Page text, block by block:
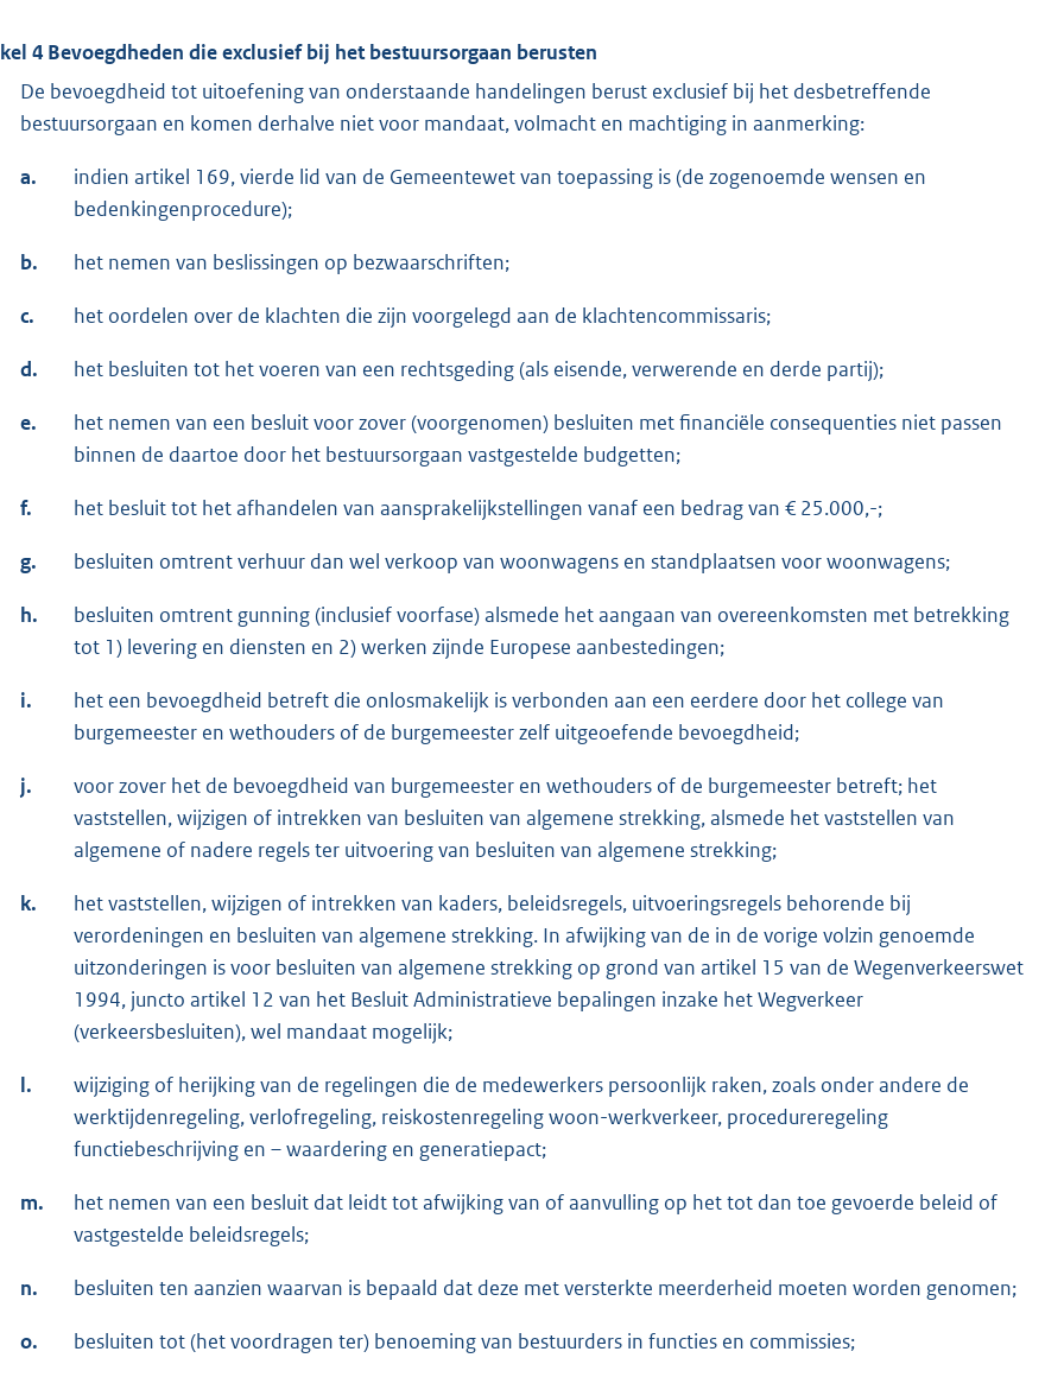
4 Bevoegdheden die exclusief bij het bestuursorgaan berusten
De bevoegdheid tot uitoefening van onderstaande handelingen berust exclusief bij het desbetreffende
bestuursorgaan en komen derhalve niet voor mandaat, volmacht en machtiging in aanmerking:
a.
indien artikel 169, vierde lid van de Gemeentewet van toepassing is (de zogenoemde wensen en
bedenkingenprocedure);
b. het nemen van beslissingen op bezwaarschriften;
c. het oordelen over de klachten die zijn voorgelegd aan de klachtencommissaris;
d. het besluiten tot het voeren van een rechtsgeding (als eisende, verwerende en derde partij);
e.
het nemen van een besluit voor zover (voorgenomen) besluiten met financiële consequenties niet passen
binnen de daartoe door het bestuursorgaan vastgestelde budgetten;
f. het besluit tot het afhandelen van aansprakelijkstellingen vanaf een bedrag van € 25.000,-;
g. besluiten omtrent verhuur dan wel verkoop van woonwagens en standplaatsen voor woonwagens;
h.
besluiten omtrent gunning (inclusief voorfase) alsmede het aangaan van overeenkomsten met betrekking
tot 1) levering en diensten en 2) werken zijnde Europese aanbestedingen;
i.
het een bevoegdheid betreft die onlosmakelijk is verbonden aan een eerdere door het college van
burgemeester en wethouders of de burgemeester zelf uitgeoefende bevoegdheid;
j.
voor zover het de bevoegdheid van burgemeester en wethouders of de burgemeester betreft; het
vaststellen, wijzigen of intrekken van besluiten van algemene strekking, alsmede het vaststellen van
algemene of nadere regels ter uitvoering van besluiten van algemene strekking;
k.
het vaststellen, wijzigen of intrekken van kaders, beleidsregels, uitvoeringsregels behorende bij
verordeningen en besluiten van algemene strekking. In afwijking van de in de vorige volzin genoemde
uitzonderingen is voor besluiten van algemene strekking op grond van artikel 15 van de Wegenverkeerswet
1994, juncto artikel 12 van het Besluit Administratieve bepalingen inzake het Wegverkeer
(verkeersbesluiten), wel mandaat mogelijk;
l.
wijziging of herijking van de regelingen die de medewerkers persoonlijk raken, zoals onder andere de
werktijdenregeling, verlofregeling, reiskostenregeling woon-werkverkeer, procedureregeling
functiebeschrijving en – waardering en generatiepact;
m.
het nemen van een besluit dat leidt tot afwijking van of aanvulling op het tot dan toe gevoerde beleid of
vastgestelde beleidsregels;
n. besluiten ten aanzien waarvan is bepaald dat deze met versterkte meerderheid moeten worden genomen;
o. besluiten tot (het voordragen ter) benoeming van bestuurders in functies en commissies;